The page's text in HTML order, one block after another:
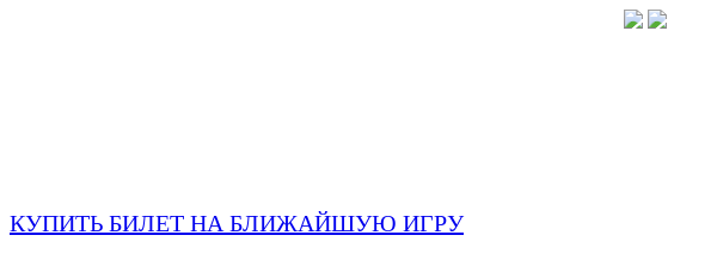
КУПИТЬ БИЛЕТ НА БЛИЖАЙШУЮ ИГРУ